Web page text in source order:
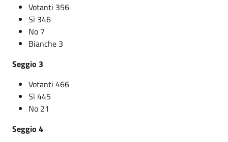
Votanti 356
Sì 346
No 7
Bianche 3
Seggio 3
Votanti 466
Sì 445
No 21
Seggio 4